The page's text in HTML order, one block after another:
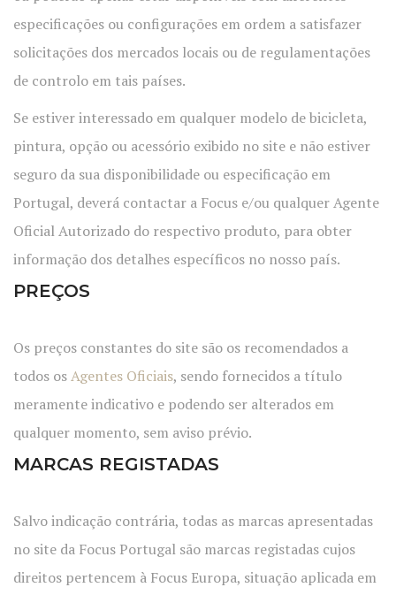
especificações ou configurações em ordem a satisfazer
solicitações dos mercados locais ou de regulamentações
de controlo em tais países.
Se estiver interessado em qualquer modelo de bicicleta,
pintura, opção ou acessório exibido no site e não estiver
seguro da sua disponibilidade ou especificação em
Portugal, deverá contactar a Focus e/ou qualquer Agente
Oficial Autorizado do respectivo produto, para obter
informação dos detalhes específicos no nosso país.
PREÇOS
Os preços constantes do site são os recomendados a
todos osAgentes Oficiais, sendo fornecidos a título
meramente indicativo e podendo ser alterados em
qualquer momento, sem aviso prévio.
MARCAS REGISTADAS
Salvo indicação contrária, todas as marcas apresentadas
no site da Focus Portugal são marcas registadas cujos
direitos pertencem à Focus Europa, situação aplicada em